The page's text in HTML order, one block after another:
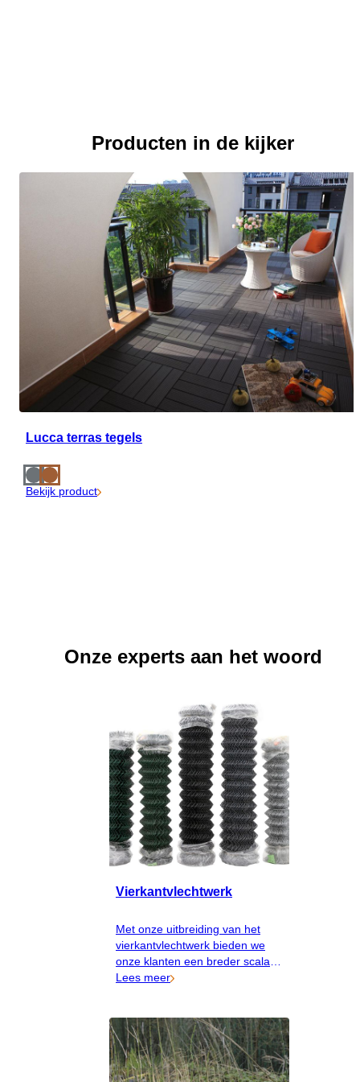
Producten in de kijker
Lucca terras tegels
Bekijk product
Onze experts aan het woord
Vierkantvlechtwerk
Met onze uitbreiding van het
vierkantvlechtwerk bieden we
onze klanten een breder scala
aan kleuren en kwaliteiten, zodat
past bij uw specifieke behoeften
en esthetische voorkeuren.
Lees meer